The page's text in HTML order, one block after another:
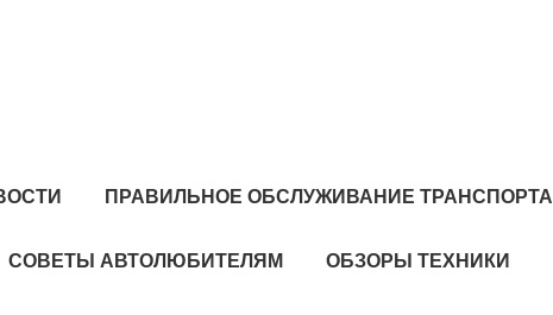
ПРАВИЛЬНОЕ ОБСЛУЖИВАНИЕ ТРАНСПОРТА
СОВЕТЫ АВТОЛЮБИТЕЛЯМ ОБЗОРЫ ТЕХНИКИ